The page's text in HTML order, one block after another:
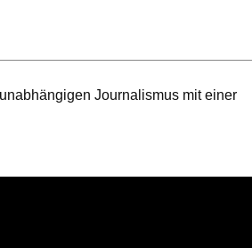
Journalismus mit einer